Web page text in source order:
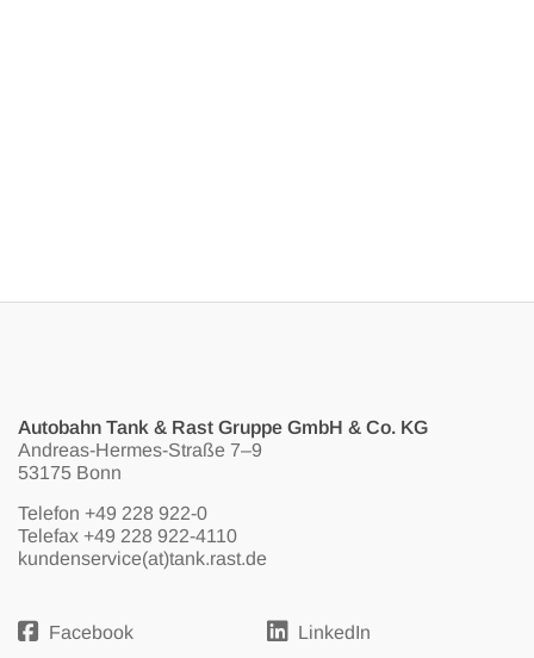
Autobahn Tank & Rast Gruppe GmbH & Co. KG
Andreas-Hermes-Straße 7–9
53175 Bonn
Telefon +49 228 922-0
Telefax +49 228 922-4110
kundenservice(at)tank.rast.de
Facebook
LinkedIn